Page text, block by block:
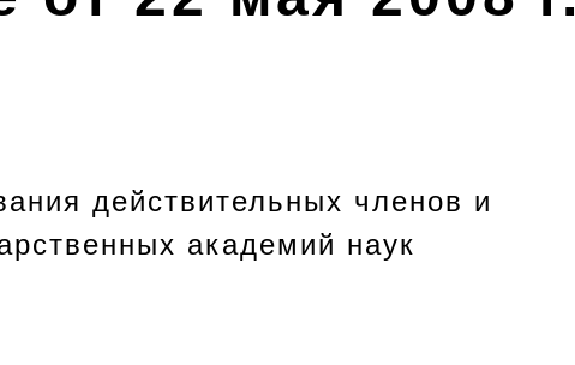
действительных членов и
академий наук